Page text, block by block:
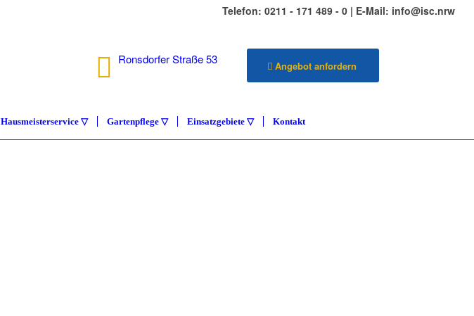
Telefon: 0211 - 171 489 - 0 | E-Mail: info@isc.nrw
Angebot anfordern
Ronsdorfer Straße 53
Hausmeisterservice ▽ Gartenpflege ▽ Einsatzgebiete ▽ Kontakt